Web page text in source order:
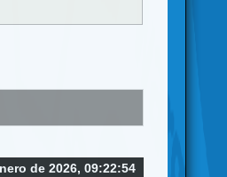
de 2026, 09:22:54